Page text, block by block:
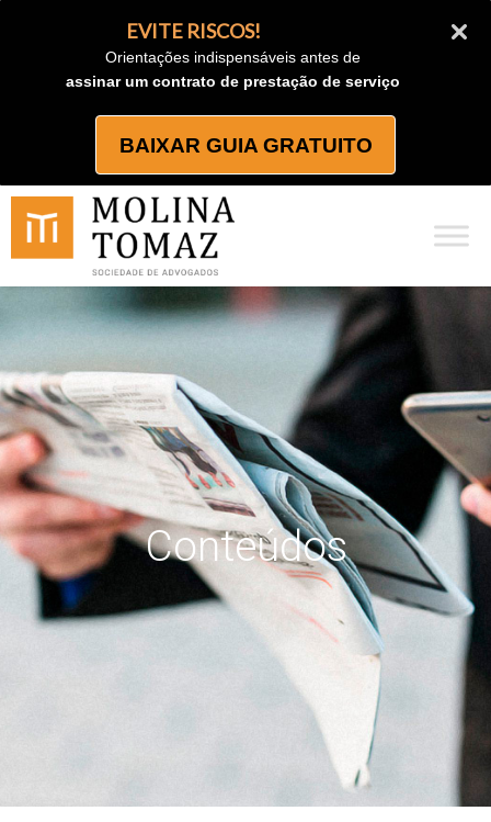
EVITE RISCOS!
Orientações indispensáveis antes de
assinar um contrato de prestação de serviço
BAIXAR GUIA GRATUITO
Conteúdos